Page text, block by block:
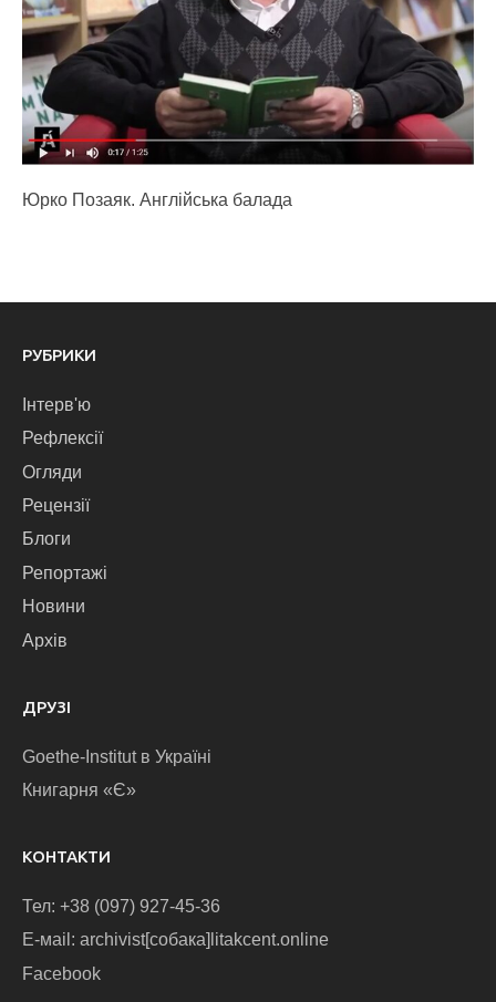
Юрко Позаяк. Англійська балада
РУБРИКИ
Інтерв'ю
Рефлексії
Огляди
Рецензії
Блоги
Репортажі
Новини
Архів
ДРУЗІ
Goethe-Institut в Україні
Книгарня «Є»
КОНТАКТИ
Тел: +38 (097) 927-45-36
E-маіl: archivist[собака]litakcent.online
Facebook